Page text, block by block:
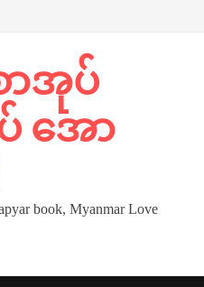
ာအုပ်
အော
book, Myanmar Love